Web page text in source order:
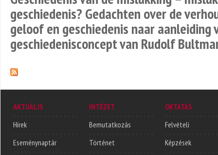
geschiedenis? Gedachten over de
geloof en geschiedenis naar aanleiding
geschiedenisconcept van Rudolf
AKTUÁLIS
Hírek
Eseménynaptár
INTÉZET
Bemutatkozás
Történet
OKTATÁS
Felvételi
Képzések